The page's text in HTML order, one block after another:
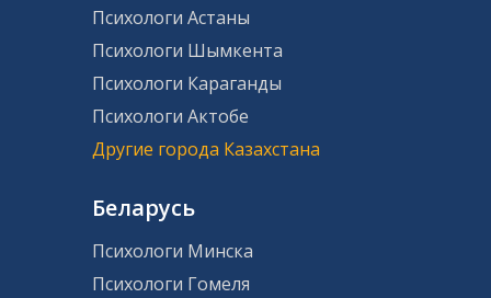
Психологи Астаны
Психологи Шымкента
Психологи Караганды
Психологи Актобе
Другие города Казахстана
Беларусь
Психологи Минска
Психологи Гомеля